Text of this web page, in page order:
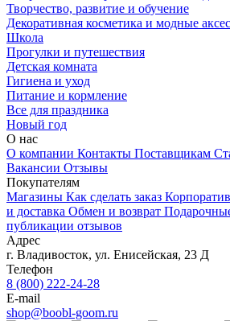
Творчество, развитие и обучение
Декоративная косметика и модные
Школа
Прогулки и путешествия
Детская комната
Гигиена и уход
Питание и кормление
Все для праздника
Новый год
О нас
О компании Контакты Поставщикам
Вакансии Отзывы
Покупателям
Магазины Как сделать заказ
и доставка Обмен и возврат
публикации отзывов
Адрес
г. Владивосток, ул. Енисейская, 23 Д
Телефон
8 (800) 222-24-28
E-mail
shop@boobl-goom.ru